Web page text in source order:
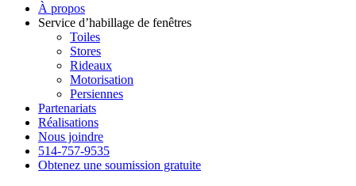
À propos
Service d’habillage de fenêtres
Toiles
Stores
Rideaux
Motorisation
Persiennes
Partenariats
Réalisations
Nous joindre
514-757-9535
Obtenez une soumission gratuite